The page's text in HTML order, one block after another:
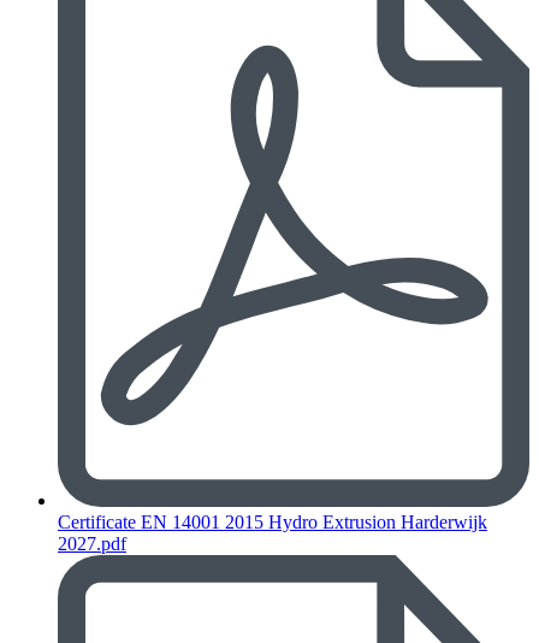
Certificate EN 14001 2015 Hydro Extrusion Harderwijk
2027.pdf